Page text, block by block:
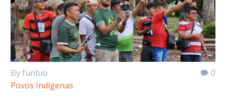
0
By funbio
Povos Indígenas